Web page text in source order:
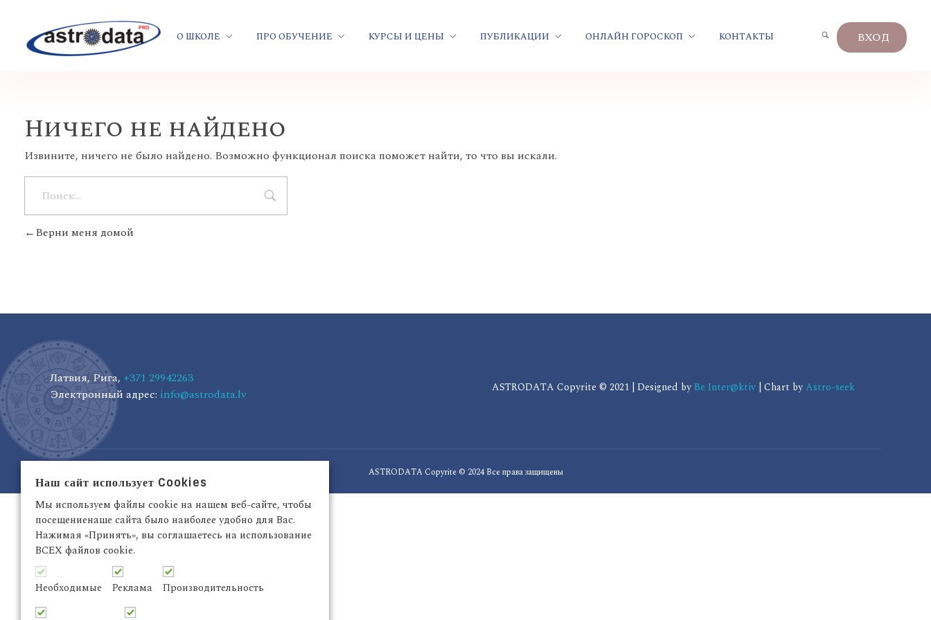
О ШКОЛЕ ПРО ОБУЧЕНИЕ КУРСЫ И ЦЕНЫ ПУБЛИКАЦИИ ОНЛАЙН ГОРОСКОП КОНТАКТЫ ВХОД
Ничего не найдено
Извините, ничего не было найдено. Возможно функционал поиска поможет найти, то что вы искали.
Верни меня домой
Латвия, Рига, +371 29942263
Электронный адрес: info@astrodata.lv ASTRODATA Copyrite © 2021 | Designed byBe Inter@ktiv | Chart byAstro-seek
ASTRODATA Copyrite © 2024 Все права защищены
Наш сайт использует Cookies
Мы используем файлы cookie на нашем веб-сайте, чтобы
посещениенаше сайта было наиболее удобно для Вас.
Нажимая «Принять», вы соглашаетесь на использование
ВСЕХ файлов cookie.
Необходимые Реклама Производительность